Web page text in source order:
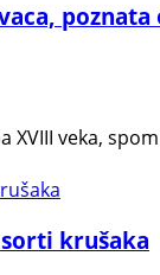
poznata
XVIII veka,
sorti krušaka